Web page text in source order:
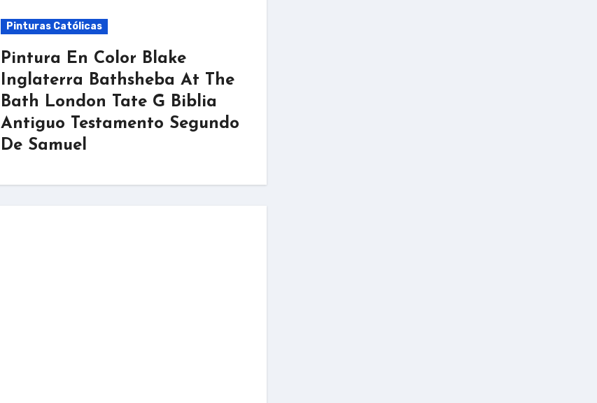
Pinturas Católicas
Pintura En Color Blake
Inglaterra Bathsheba At The
Bath London Tate G Biblia
Antiguo Testamento Segundo
De Samuel